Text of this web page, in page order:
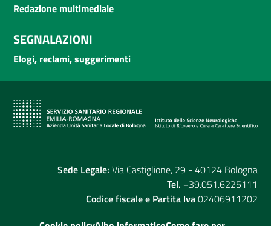
Redazione multimediale
SEGNALAZIONI
Elogi, reclami, suggerimenti
Sede Legale: Via Castiglione, 29 - 40124 Bologna
Tel. +39.051.6225111
Codice fiscale e Partita Iva02406911202